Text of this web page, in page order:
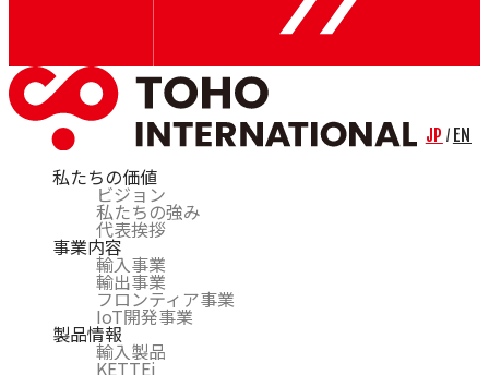
私たちの価値
ビジョン
私たちの強み
代表挨拶
事業内容
輸入事業
輸出事業
フロンティア事業
IoT開発事業
製品情報
輸入製品
KETTEi
JP / EN